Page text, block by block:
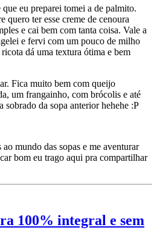
eu preparei tomei a de palmito.
quero ter esse creme de cenoura
e cai bem com tanta coisa. Vale a
e fervi com um pouco de milho
dá uma textura ótima e bem
Fica muito bem com queijo
um frangainho, com brócolis e até
sobrado da sopa anterior hehehe :P
mundo das sopas e me aventurar
bom eu trago aqui pra compartilhar
100% integral e sem